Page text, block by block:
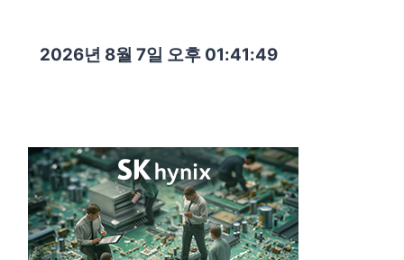
2026년 8월 7일 오후 01:41:50